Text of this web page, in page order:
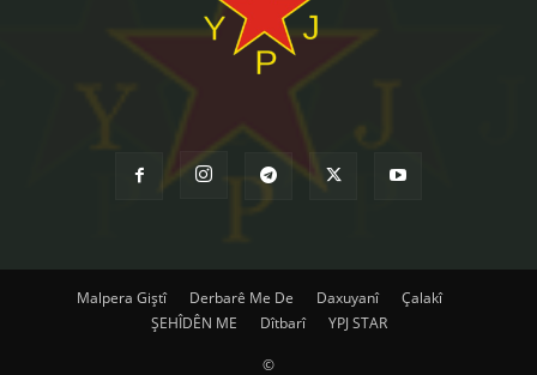
Malpera Giştî Derbarê Me De Daxuyanî
Çalakî
ŞEHÎDÊN ME
Dîtbarî YPJ STAR
©